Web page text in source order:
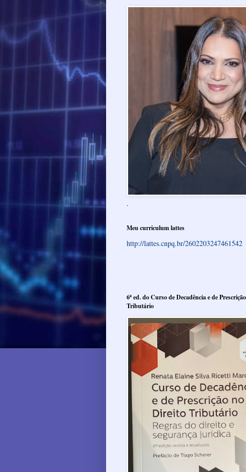
.
Meu curriculum lattes
http://lattes.cnpq.br/2602203247461542
6ª ed. do Curso de Decadência e de
Tributário